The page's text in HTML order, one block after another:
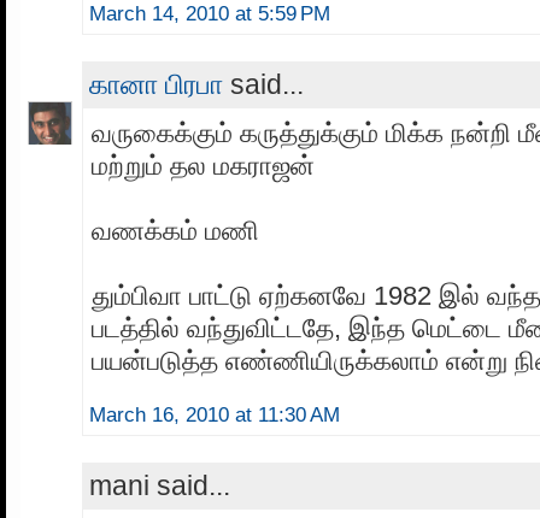
March 14, 2010 at 5:59 PM
கானா பிரபா said...
வருகைக்கும் கருத்துக்கும் மிக்க நன்றி
மற்றும் தல மகராஜன்
வணக்கம் மணி
தும்பிவா பாட்டு ஏற்கனவே 1982 இல்
படத்தில் வந்துவிட்டதே, இந்த மெட்டை
பயன்படுத்த எண்ணியிருக்கலாம் என்று
March 16, 2010 at 11:30 AM
mani said...